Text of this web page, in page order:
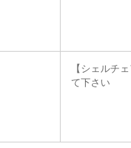
【シェルチ
て下さい